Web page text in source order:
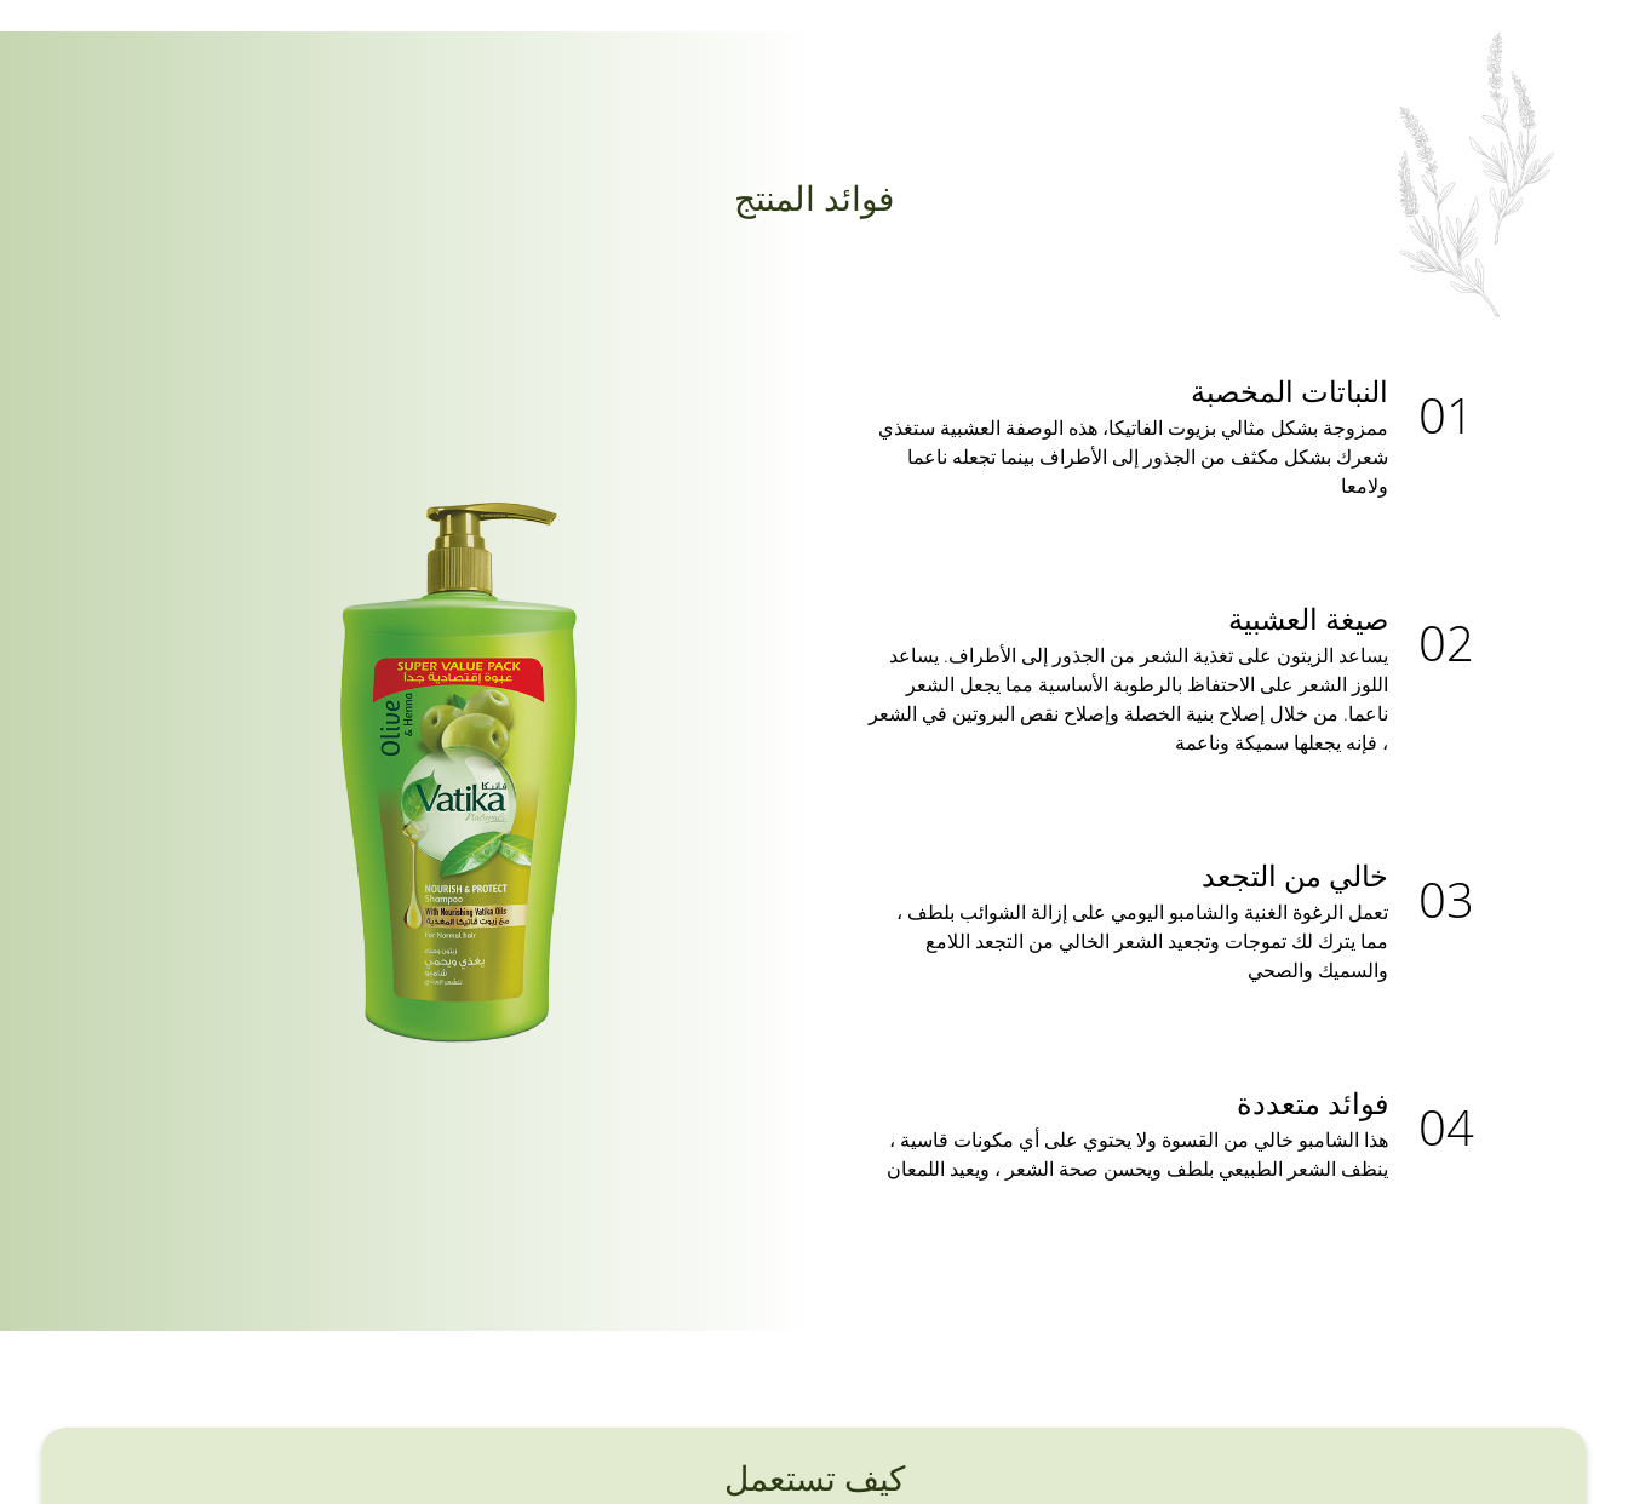
فوائد المنتج
النباتات المخصبة
ممزوجة بشكل مثالي بزيوت الفاتيكا، هذه الوصفة العشبية ستغذي
شعرك بشكل مكثف من الجذور إلى الأطراف بينما تجعله ناعما
ولامعا
صيغة العشبية
يساعد الزيتون على تغذية الشعر من الجذور إلى الأطراف. يساعد
اللوز الشعر على الاحتفاظ بالرطوبة الأساسية مما يجعل الشعر
ناعما. من خلال إصلاح بنية الخصلة وإصلاح نقص البروتين في الشعر
، فإنه يجعلها سميكة وناعمة
خالي من التجعد
تعمل الرغوة الغنية والشامبو اليومي على إزالة الشوائب بلطف ،
مما يترك لك تموجات وتجعيد الشعر الخالي من التجعد اللامع
والسميك والصحي
فوائد متعددة
هذا الشامبو خالي من القسوة ولا يحتوي على أي مكونات قاسية ،
ينظف الشعر الطبيعي بلطف ويحسن صحة الشعر ، ويعيد اللمعان
كيف تستعمل